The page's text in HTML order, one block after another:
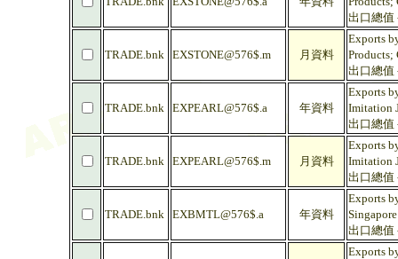
出口總值
TRADE.bnk EXSTONE@576$.m 月資料
Exports
Products;
出口總值
TRADE.bnk EXPEARL@576$.a 年資料
Exports
Imitation
出口總值
TRADE.bnk EXPEARL@576$.m 月資料
Exports
Imitation
出口總值
TRADE.bnk EXBMTL@576$.a 年資料
Exports
出口總值
Exports